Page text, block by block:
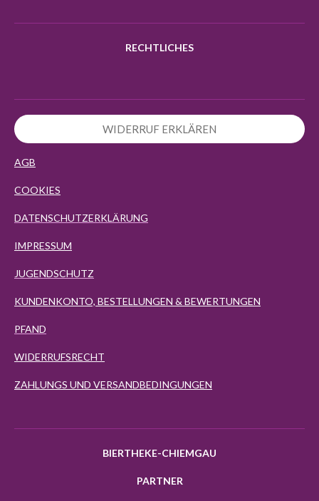
RECHTLICHES
WIDERRUF ERKLÄREN
AGB
COOKIES
DATENSCHUTZERKLÄRUNG
IMPRESSUM
JUGENDSCHUTZ
KUNDENKONTO, BESTELLUNGEN & BEWERTUNGEN
PFAND
WIDERRUFSRECHT
ZAHLUNGS UND VERSANDBEDINGUNGEN
BIERTHEKE-CHIEMGAU
PARTNER